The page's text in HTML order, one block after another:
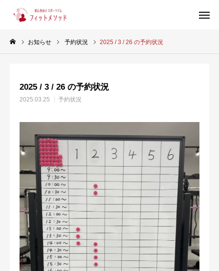
お知らせ 予約状況 2025 / 3 / 26 の予約状況
2025 / 3 / 26 の予約状況
2025.03.25 予約状況
当ジムについて
スタッフ紹介
お客様の声
ブログ
店舗情報
お問い合わせ・ご予約
会則等